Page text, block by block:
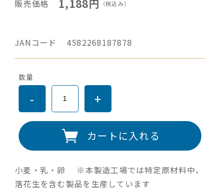
販売価格 1,188円 （税込み）
JANコード 4582268187878
数量
- +
カートに入れる
小麦・乳・卵 ※本製造工場では特定原材料中、
落花生を含む製品を生産しています